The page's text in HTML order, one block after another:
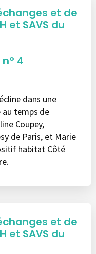
et de
et SAVS du
4
dans une
temps de
Coupey,
de Paris, et Marie
habitat Côté
et de
et SAVS du